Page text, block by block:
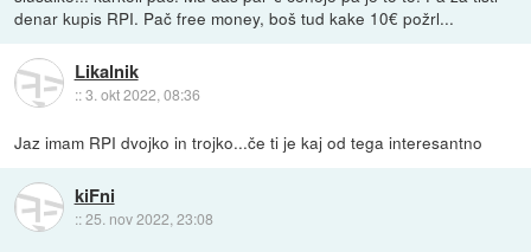
denar kupis RPI. Pač free money, boš tud kake 10€ požrl...
Likalnik
::3. okt 2022, 08:36
Jaz imam RPI dvojko in trojko...če ti je kaj od tega interesantno
kiFni
::25. nov 2022, 23:08